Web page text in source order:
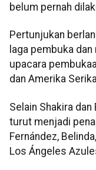
belum pernah
Pertunjukan
laga pembuka
upacara
dan Amerika
Selain Shakira
turut menjadi
Fernández,
Los Ángeles